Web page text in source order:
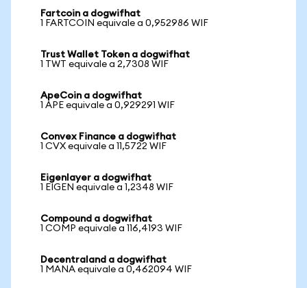
Fartcoin a dogwifhat
1 FARTCOIN equivale a 0,952986 WIF
Trust Wallet Token a dogwifhat
1 TWT equivale a 2,7308 WIF
ApeCoin a dogwifhat
1 APE equivale a 0,929291 WIF
Convex Finance a dogwifhat
1 CVX equivale a 11,5722 WIF
Eigenlayer a dogwifhat
1 EIGEN equivale a 1,2348 WIF
Compound a dogwifhat
1 COMP equivale a 116,4193 WIF
Decentraland a dogwifhat
1 MANA equivale a 0,462094 WIF